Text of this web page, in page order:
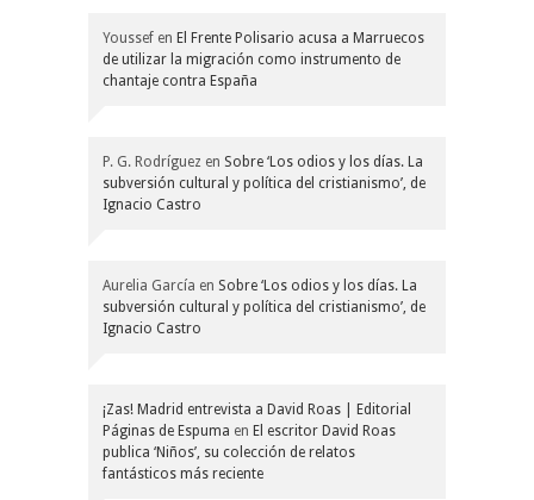
Youssef en El Frente Polisario acusa a Marruecos
de utilizar la migración como instrumento de
chantaje contra España
P. G. Rodríguez en Sobre ‘Los odios y los días. La
subversión cultural y política del cristianismo’, de
Ignacio Castro
Aurelia García en Sobre ‘Los odios y los días. La
subversión cultural y política del cristianismo’, de
Ignacio Castro
¡Zas! Madrid entrevista a David Roas | Editorial
Páginas de Espuma en El escritor David Roas
publica ‘Niños’, su colección de relatos
fantásticos más reciente